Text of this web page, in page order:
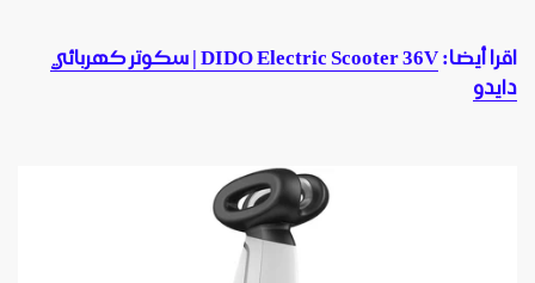
اقرا أيضا:
DIDO Electric Scooter 36V | سكوتر كهربائي
دايدو